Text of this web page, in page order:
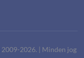
2009-2026. | Minden jog